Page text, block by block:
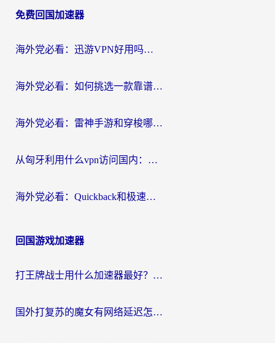
免费回国加速器
海外党必看：迅游VPN好用吗？和OurPlay VPN对比哪个回国效果更好？附真实体验测评
海外党必看：如何挑选一款靠谱的PC端VPN，让回国冲浪不再卡顿
海外党必看：雷神手游和穿梭哪个好？3步教你选对回国加速器（附实测对比）
从匈牙利用什么vpn访问国内：一份海外游子的网络归乡指南
海外党必看：Quickback和极速穿梭VPN好用吗？3步选对回国加速器实现无缝刷国内资源
回国游戏加速器
打王牌战士用什么加速器最好？海外玩家的终极选择指南
国外打复苏的魔女有网络延迟怎么办？2026海外玩家国服游戏加速全攻略